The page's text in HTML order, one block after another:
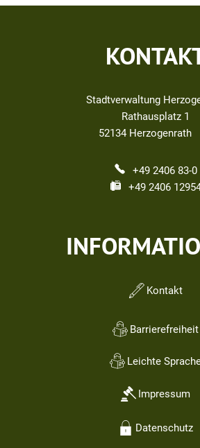
Stadtverwaltung
Rathausplatz 1
52134 Herzogenrath
+49 2406 83-0
+49 2406
Kontakt
Barrierefreiheit
Leichte
Impressum
Datenschutz